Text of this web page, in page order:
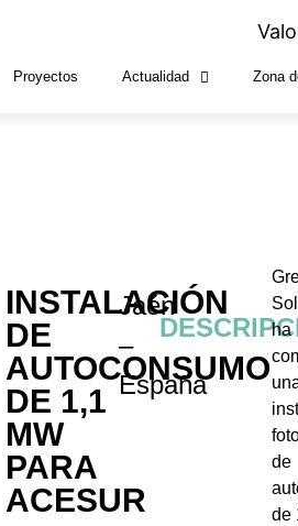
Proyectos Actualidad Zona
INSTALACIÓN
DE
AUTOCONSUMO
DE 1,1
MW
PARA
ACESUR
Jaén
–
España
ha
de
de